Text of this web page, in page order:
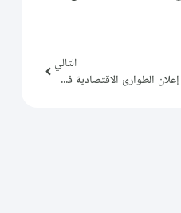
التالي
إعلان الطوارئ الاقتصادية في سورية